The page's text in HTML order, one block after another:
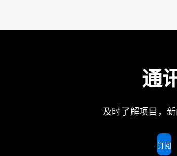
通
及时了解项目，新
订阅